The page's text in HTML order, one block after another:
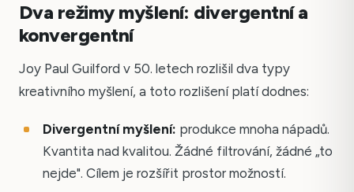
Dva režimy myšlení: divergentní a
konvergentní
Joy Paul Guilford v 50. letech rozlišil dva typy
kreativního myšlení, a toto rozlišení platí dodnes:
Divergentní myšlení: produkce mnoha nápadů.
Kvantita nad kvalitou. Žádné filtrování, žádné „to
nejde". Cílem je rozšířit prostor možností.